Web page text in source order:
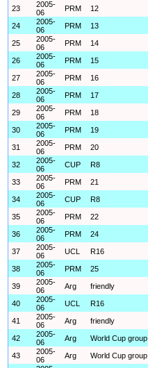
23
2005-
06
PRM 12
24
2005-
06
PRM 13
25
2005-
06
PRM 14
26
2005-
06
PRM 15
27
2005-
06
PRM 16
28
2005-
06
PRM 17
29
2005-
06
PRM 18
30
2005-
06
PRM 19
31
2005-
06
PRM 20
32
2005-
06
CUP R8
33
2005-
06
PRM 21
34
2005-
06
CUP R8
35
2005-
06
PRM 22
36
2005-
06
PRM 24
37
2005-
06
UCL R16
38
2005-
06
PRM 25
39
2005-
06
Arg friendly
40
2005-
06
UCL R16
41
2005-
06
Arg friendly
42
2005-
06
Arg World Cup group
43
2005-
06
Arg World Cup group